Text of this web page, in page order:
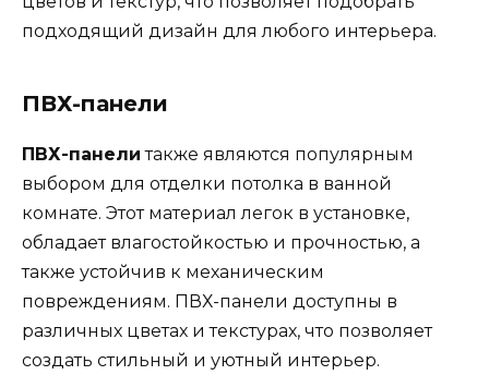
подходящий дизайн для любого интерьера.
ПВХ-панели
ПВХ-панели также являются популярным
выбором для отделки потолка в ванной
комнате. Этот материал легок в установке,
обладает влагостойкостью и прочностью, а
также устойчив к механическим
повреждениям. ПВХ-панели доступны в
различных цветах и текстурах, что позволяет
создать стильный и уютный интерьер.